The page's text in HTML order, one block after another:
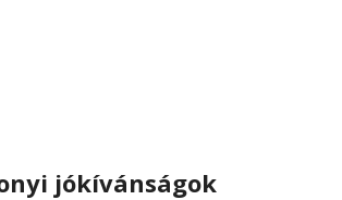
jókívánságok